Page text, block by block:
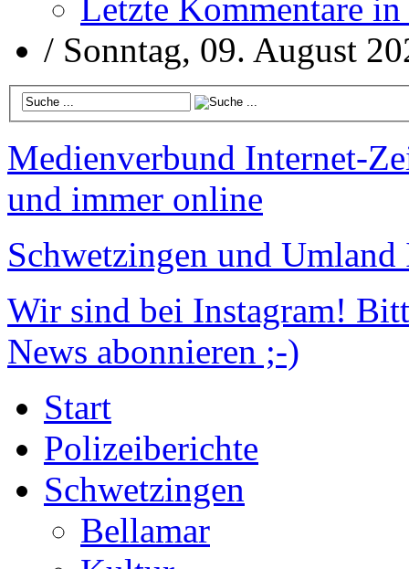
Letzte Kommentare in
/ Sonntag, 09. August
Medienverbund Internet-
und immer online
Schwetzingen und Umland
Wir sind bei Instagram!
News abonnieren ;-)
Start
Polizeiberichte
Schwetzingen
Bellamar